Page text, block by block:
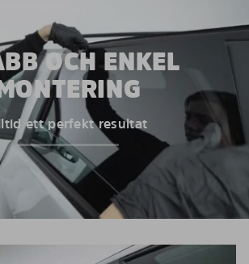
OCH ENKEL
ett perfekt resultat